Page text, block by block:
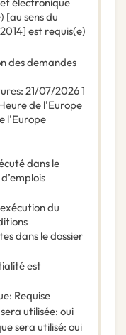
[au sens du
est requis(e)
des demandes
: 21/07/20261
de l'Europe
l'Europe
dans le
du
dans le dossier
est
: Requise
utilisée: oui
sera utilisé: oui